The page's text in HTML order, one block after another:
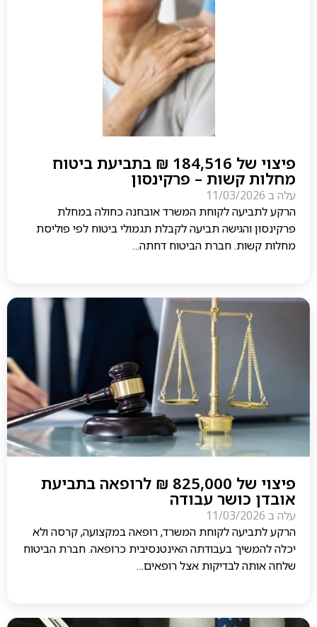
פיצוי של 184,516 ₪ בתביעת ביטוח
מחלות קשות – פרקינסון
עלה ב 11/03/2026
הרקע לתביעה לקוחת המשרד אובחנה כחולה במחלת
פרקינסון והגישה תביעה לקבלת תגמולי ביטוח לפי פוליסת
מחלות קשות. חברת הביטוח דחתה…
פיצוי של 825,000 ₪ לרופאה בתביעת
אובדן כושר עבודה
עלה ב 11/03/2026
הרקע לתביעה לקוחת המשרד, רופאה במקצועה, קרסה ולא
יכלה להמשיך בעבודתה האינטנסיבית כרופאה. חברת הביטוח
שלחה אותה לבדיקות אצל רופאים…